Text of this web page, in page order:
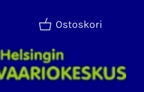
Ostoskori